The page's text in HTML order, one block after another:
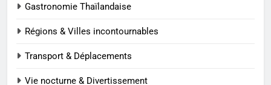
Gastronomie Thaïlandaise
Régions & Villes incontournables
Transport & Déplacements
Vie nocturne & Divertissement